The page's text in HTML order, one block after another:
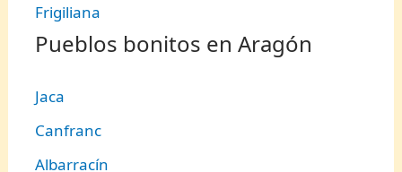
Frigiliana
Pueblos bonitos en Aragón
Jaca
Canfranc
Albarracín